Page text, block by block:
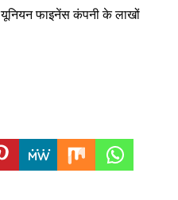
यूनियन फाइनेंस कंपनी के लाखों